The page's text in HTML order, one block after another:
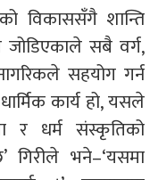
विकाससँगै शान्ति
जोडिएकाले सबै वर्ग,
सहयोग गर्न
कार्य हो, यसले
र धर्म संस्कृतिको
गिरीले भने–‘यसमा